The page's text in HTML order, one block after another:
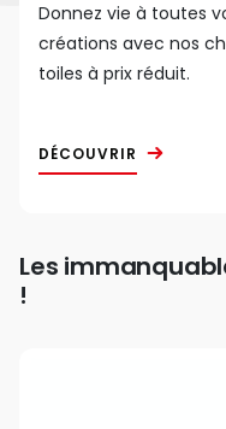
Donnez vie à toutes
créations avec nos
toiles à prix réduit.
DÉCOUVRIR
Les
!